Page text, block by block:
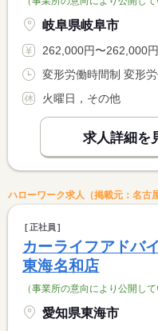
岐阜県岐阜市
262,000円〜262,000円 ※フルタイム求人の場合
火曜日，その他
求人詳細を
ハローワーク求人（掲載元：名古
正社員
カーライフアドバ
東海名和店
（事業所の意向により公開して
愛知県東海市